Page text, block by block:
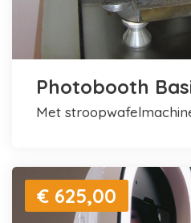
Photobooth
met
€ 625,00